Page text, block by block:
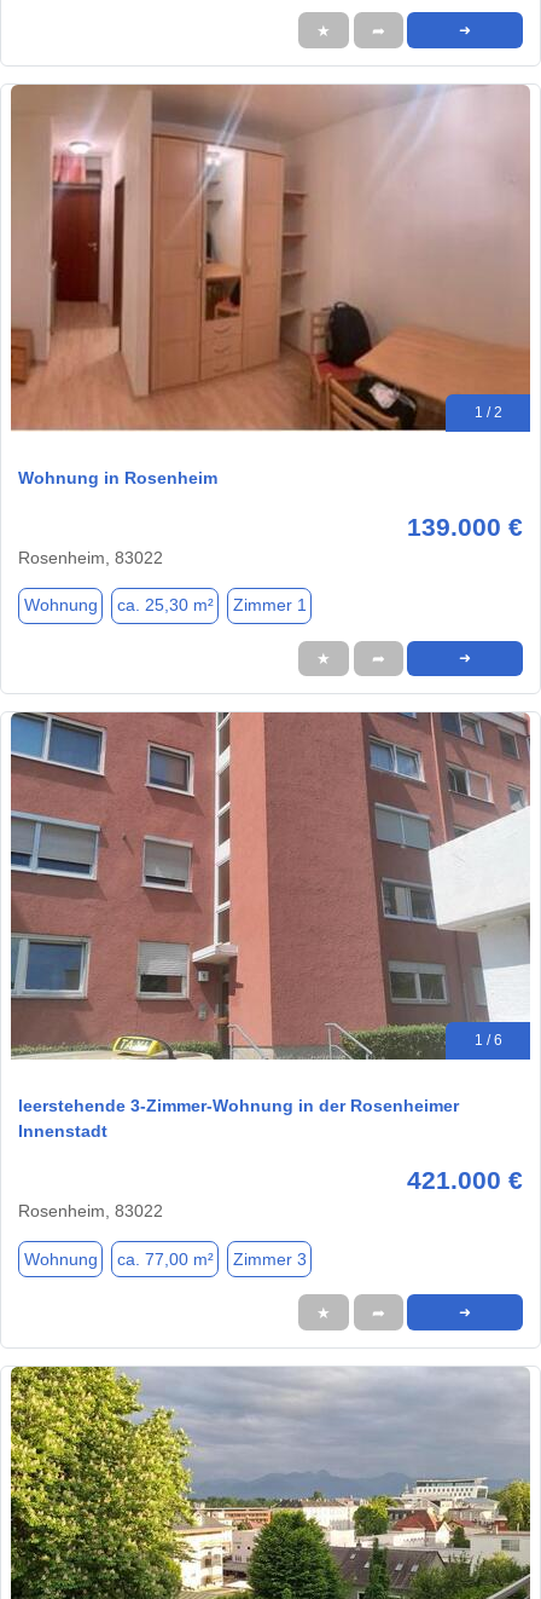
★ ➦ ➜
1 / 2
Wohnung in Rosenheim
139.000 €
Rosenheim, 83022
Wohnung ca. 25,30 m² Zimmer 1
★ ➦ ➜
1 / 6
leerstehende 3-Zimmer-Wohnung in der Rosenheimer
Innenstadt
421.000 €
Rosenheim, 83022
Wohnung ca. 77,00 m² Zimmer 3
★ ➦ ➜